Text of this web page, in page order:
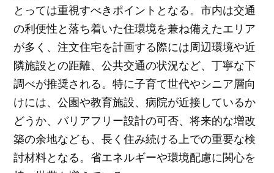
とっては重視すべきポイントとなる。市内は交通
の利便性と落ち着いた住環境を兼ね備えたエリア
が多く、注文住宅を計画する際には周辺環境や近
隣施設との距離、公共交通の状況など、丁寧な下
調べが推奨される。特に子育て世代やシニア層向
けには、公園や教育施設、病院が近接しているか
どうか、バリアフリー設計の可否、将来的な増改
築の余地なども、長く住み続ける上での重要な検
討材料となる。省エネルギーや環境配慮に関心を